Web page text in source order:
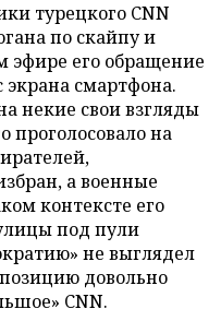
турецкого CNN
по скайпу и
эфире его обращение
экрана смартфона.
некие свои взгляды
проголосовало на
а военные
контексте его
под пули
не выглядел
довольно
CNN.